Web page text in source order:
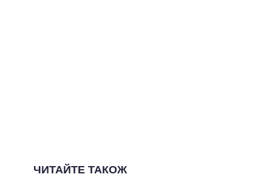
ЧИТАЙТЕ ТАКОЖ